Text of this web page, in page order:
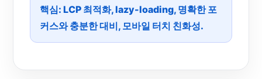
핵심: LCP 최적화, lazy-loading, 명확한 포
커스와 충분한 대비, 모바일 터치 친화성.